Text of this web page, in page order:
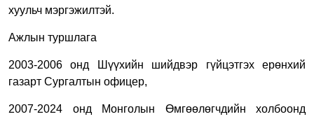
хуульч мэргэжилтэй.
Ажлын туршлага
2003-2006 онд Шүүхийн шийдвэр гүйцэтгэх ерөнхий
газарт Сургалтын офицер,
2007-2024 онд Монголын Өмгөөлөгчдийн холбоонд